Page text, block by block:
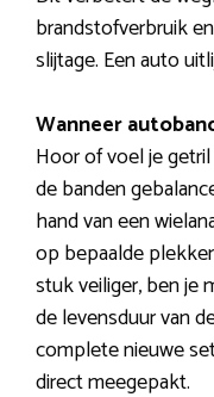
brandstofverbruik
slijtage. Een auto
Wanneer
Hoor of voel je
de banden
hand van een
op bepaalde
stuk veiliger, ben je
de levensduur van
complete nieuwe
direct meegepakt.